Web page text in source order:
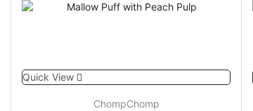
Quick View
ChompChomp